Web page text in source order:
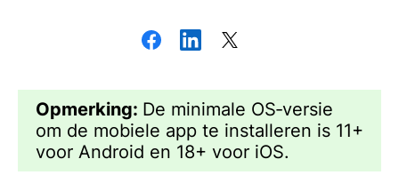
Opmerking: De minimale OS‑versie
om de mobiele app te installeren is 11+
voor Android en 18+ voor iOS.